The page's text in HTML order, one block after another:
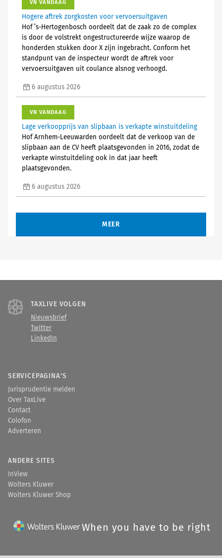
VN VANDAAG
Hogere aftrek zorgkosten voor vervoersuitgaven
Hof ’s-Hertogenbosch oordeelt dat de zaak zo de complex
is door de volstrekt ongestructureerde wijze waarop de
honderden stukken door X zijn ingebracht. Conform het
standpunt van de inspecteur wordt de aftrek voor
vervoersuitgaven uit coulance alsnog verhoogd.
6 augustus 2026
VN VANDAAG
Lage verkoopprijs van slipbaan is verkapte winstuitdeling
Hof Arnhem-Leeuwarden oordeelt dat de verkoop van de
slipbaan aan de CV heeft plaatsgevonden in 2016, zodat de
verkapte winstuitdeling ook in dat jaar heeft
plaatsgevonden.
6 augustus 2026
MEER
TAXLIVE VOLGEN
Nieuwsbrief
Twitter
LinkedIn
SERVICEPAGINA'S
Jurisprudentie melden
Over TaxLive
Contact
Colofon
Adverteren
ANDERE SITES
InView
Wolters Kluwer
Wolters Kluwer Shop
When you have to be right